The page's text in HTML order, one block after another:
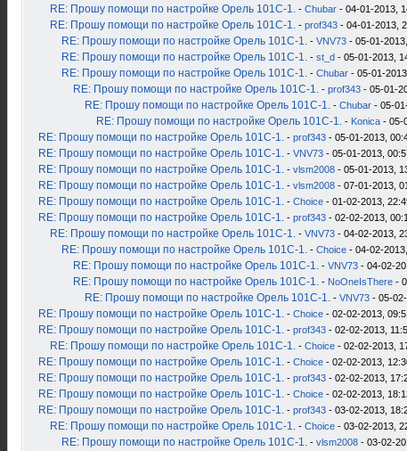
RE: Прошу помощи по настройке Орель 101С-1. - Chubar - 04-01-2013,
RE: Прошу помощи по настройке Орель 101С-1. - prof343 - 04-01-2013,
RE: Прошу помощи по настройке Орель 101С-1. - VNV73 - 05-01-
RE: Прошу помощи по настройке Орель 101С-1. - st_d - 05-01-2013,
RE: Прошу помощи по настройке Орель 101С-1. - Chubar - 05-01-
RE: Прошу помощи по настройке Орель 101С-1. - prof343 - 05-01-
RE: Прошу помощи по настройке Орель 101С-1. - Chubar - 05-
RE: Прошу помощи по настройке Орель 101С-1. - Konica - 05-
RE: Прошу помощи по настройке Орель 101С-1. - prof343 - 05-01-2013,
RE: Прошу помощи по настройке Орель 101С-1. - VNV73 - 05-01-2013,
RE: Прошу помощи по настройке Орель 101С-1. - vlsm2008 - 05-01-2013,
RE: Прошу помощи по настройке Орель 101С-1. - vlsm2008 - 07-01-2013,
RE: Прошу помощи по настройке Орель 101С-1. - Choice - 01-02-2013,
RE: Прошу помощи по настройке Орель 101С-1. - prof343 - 02-02-2013,
RE: Прошу помощи по настройке Орель 101С-1. - VNV73 - 04-02-2013,
RE: Прошу помощи по настройке Орель 101С-1. - Choice - 04-02-
RE: Прошу помощи по настройке Орель 101С-1. - VNV73 - 04-02-
RE: Прошу помощи по настройке Орель 101С-1. - NoOneIsThere -
RE: Прошу помощи по настройке Орель 101С-1. - VNV73 - 05-
RE: Прошу помощи по настройке Орель 101С-1. - Choice - 02-02-2013,
RE: Прошу помощи по настройке Орель 101С-1. - prof343 - 02-02-2013,
RE: Прошу помощи по настройке Орель 101С-1. - Choice - 02-02-2013,
RE: Прошу помощи по настройке Орель 101С-1. - Choice - 02-02-2013,
RE: Прошу помощи по настройке Орель 101С-1. - prof343 - 02-02-2013,
RE: Прошу помощи по настройке Орель 101С-1. - Choice - 02-02-2013,
RE: Прошу помощи по настройке Орель 101С-1. - prof343 - 03-02-2013,
RE: Прошу помощи по настройке Орель 101С-1. - Choice - 03-02-2013,
RE: Прошу помощи по настройке Орель 101С-1. - vlsm2008 - 03-02-